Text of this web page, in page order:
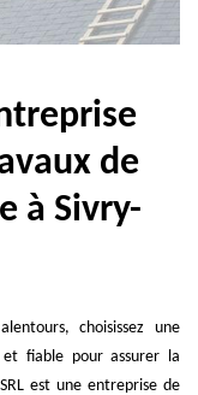
de
à Sivry-
choisissez une
fiable pour assurer la
est une entreprise de